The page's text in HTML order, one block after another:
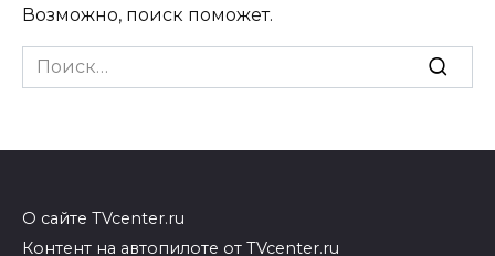
Возможно, поиск поможет.
Search
for:
О сайте TVcenter.ru
Контент на автопилоте от TVcenter.ru